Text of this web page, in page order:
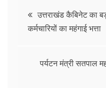
उत्तराखंड कैबिनेट का
कर्मचारियों का महंगाई भत्ता
पर्यटन मंत्री सतपाल